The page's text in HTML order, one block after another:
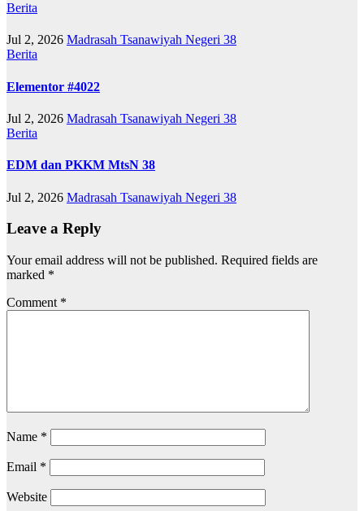
Berita
Jul 2, 2026 Madrasah Tsanawiyah Negeri 38
Berita
Elementor #4022
Jul 2, 2026 Madrasah Tsanawiyah Negeri 38
Berita
EDM dan PKKM MtsN 38
Jul 2, 2026 Madrasah Tsanawiyah Negeri 38
Leave a Reply
Your email address will not be published. Required fields are
marked *
Comment *
Name *
Email *
Website